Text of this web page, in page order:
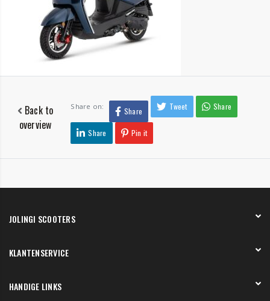
Back to
overview
Share on: Share Tweet Share
Share Pin it
JOLINGI SCOOTERS
Onze showroom
KLANTENSERVICE
Verzending en bezorging
HANDIGE LINKS